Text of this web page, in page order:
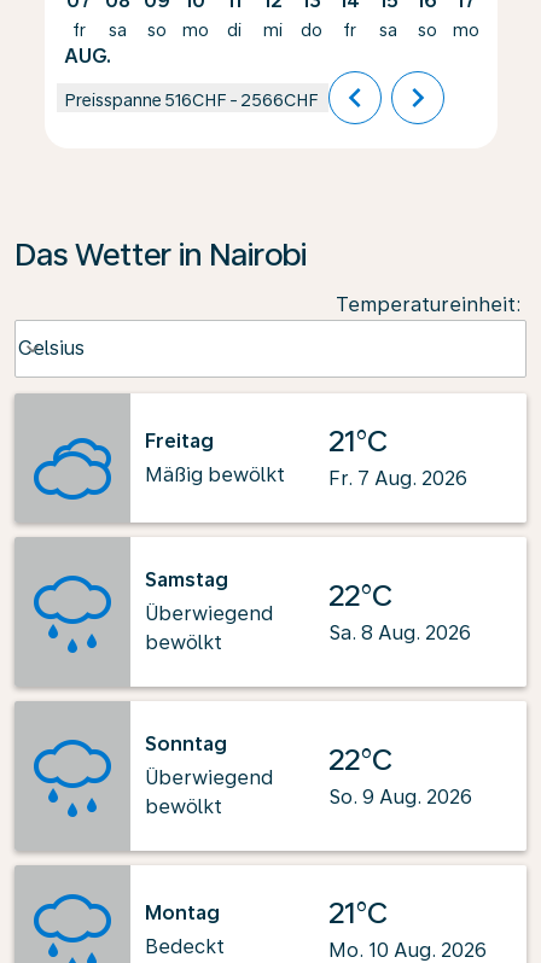
fr
AUG.
sa so mo di mi do fr sa so mo
Preisspanne 516CHF - 2566CHF chevron_left chevron_right
Das Wetter in Nairobi
Temperatureinheit:
Celsius
keyboard_arrow_down
Freitag
Mäßig bewölkt
21°C
Fr. 7 Aug. 2026
Samstag
Überwiegend
bewölkt
22°C
Sa. 8 Aug. 2026
Sonntag
Überwiegend
bewölkt
22°C
So. 9 Aug. 2026
Montag
Bedeckt
21°C
Mo. 10 Aug. 2026